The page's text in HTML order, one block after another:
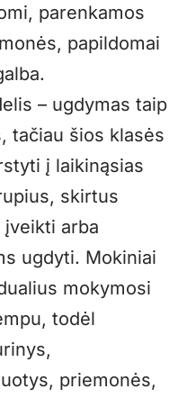
parenkamos
papildomai
– ugdymas taip
tačiau šios klasės
į laikinąsias
skirtus
arba
ugdyti. Mokiniai
mokymosi
todėl
priemonės,